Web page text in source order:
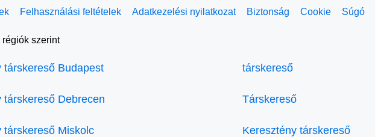
Felhasználási feltételek Adatkezelési nyilatkozat Biztonság Cookie Súgó
szerint
társkereső Budapest
társkereső Debrecen
társkereső Miskolc
társkereső
Társkereső
Keresztény társkereső